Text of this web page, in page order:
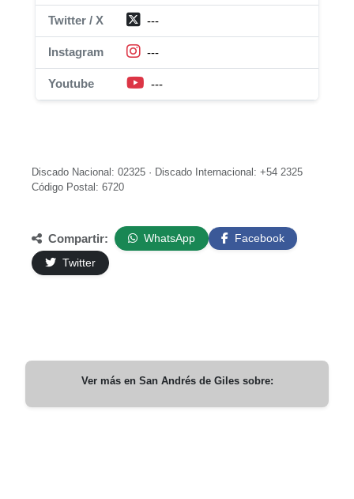
Twitter / X ---
Instagram ---
Youtube ---
Discado Nacional: 02325 · Discado Internacional: +54 2325
Código Postal: 6720
Compartir: WhatsApp
Facebook
Twitter
Ver más en San Andrés de Gilessobre: